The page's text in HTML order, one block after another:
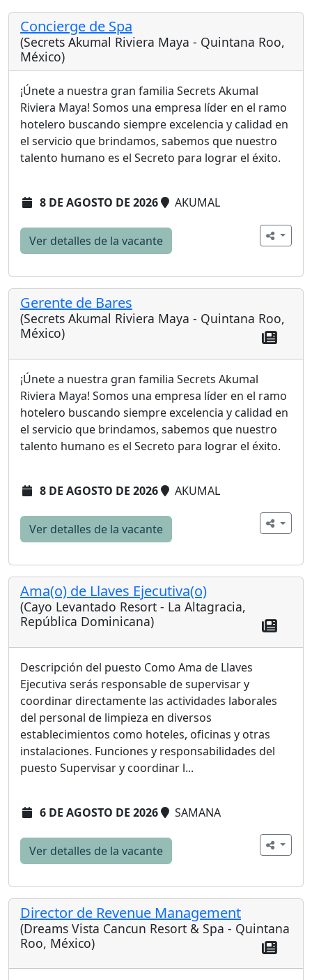
Concierge de Spa
(Secrets Akumal Riviera Maya - Quintana Roo,
México)
¡Únete a nuestra gran familia Secrets Akumal
Riviera Maya! Somos una empresa líder en el ramo
hotelero buscando siempre excelencia y calidad en
el servicio que brindamos, sabemos que nuestro
talento humano es el Secreto para lograr el éxito.
8 DE AGOSTO DE 2026 AKUMAL
Ver detalles de la vacante
Gerente de Bares
(Secrets Akumal Riviera Maya - Quintana Roo,
México)
¡Únete a nuestra gran familia Secrets Akumal
Riviera Maya! Somos una empresa líder en el ramo
hotelero buscando siempre excelencia y calidad en
el servicio que brindamos, sabemos que nuestro
talento humano es el Secreto para lograr el éxito.
8 DE AGOSTO DE 2026 AKUMAL
Ver detalles de la vacante
Ama(o) de Llaves Ejecutiva(o)
(Cayo Levantado Resort - La Altagracia,
República Dominicana)
Descripción del puesto Como Ama de Llaves
Ejecutiva serás responsable de supervisar y
coordinar directamente las actividades laborales
del personal de limpieza en diversos
establecimientos como hoteles, oficinas y otras
instalaciones. Funciones y responsabilidades del
puesto Supervisar y coordinar l...
6 DE AGOSTO DE 2026 SAMANA
Ver detalles de la vacante
Director de Revenue Management
(Dreams Vista Cancun Resort & Spa - Quintana
Roo, México)